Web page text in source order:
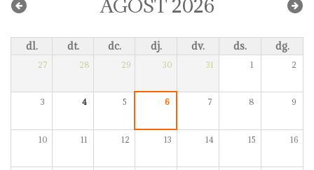
AGOST 2026
dl. dt. dc. dj. dv. ds. dg.
27 28 29 30 31 1 2
3 4 5 6 7 8 9
10 11 12 13 14 15 16